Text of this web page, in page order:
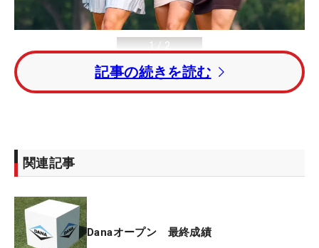
1 / 2
18番グリーンで同じスウェーデンのリネア・ストロム（左）、リネア・
ヨハンソン（右）に祝福されるリン・グラント （撮影：GettyImages）
＜Danaオープン 最終日◇16日◇ハイランド・メ
ドウズGC（米オハイオ州）◇6555ヤード・パー71
＞
記事の続きを読む
関連記事
Danaオープン 最終成績